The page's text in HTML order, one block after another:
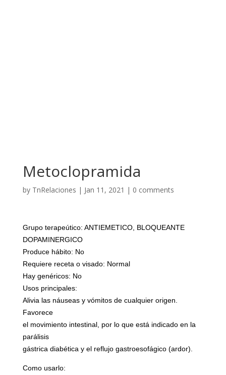
Metoclopramida
by TnRelaciones | Jan 11, 2021 | 0 comments
Grupo terapeútico: ANTIEMETICO, BLOQUEANTE
DOPAMINERGICO
Produce hábito: No
Requiere receta o visado: Normal
Hay genéricos: No
Usos principales:
Alivia las náuseas y vómitos de cualquier origen.
Favorece
el movimiento intestinal, por lo que está indicado en la
parálisis
gástrica diabética y el reflujo gastroesofágico (ardor).
Como usarlo: